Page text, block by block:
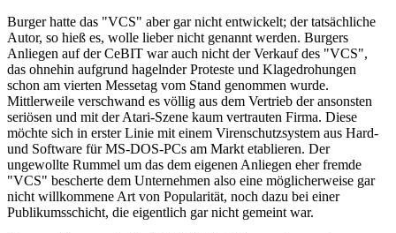
Burger hatte das "VCS" aber gar nicht entwickelt; der tatsächliche
Autor, so hieß es, wolle lieber nicht genannt werden. Burgers
Anliegen auf der CeBIT war auch nicht der Verkauf des "VCS",
das ohnehin aufgrund hagelnder Proteste und Klagedrohungen
schon am vierten Messetag vom Stand genommen wurde.
Mittlerweile verschwand es völlig aus dem Vertrieb der ansonsten
seriösen und mit der Atari-Szene kaum vertrauten Firma. Diese
möchte sich in erster Linie mit einem Virenschutzsystem aus Hard-
und Software für MS-DOS-PCs am Markt etablieren. Der
ungewollte Rummel um das dem eigenen Anliegen eher fremde
"VCS" bescherte dem Unternehmen also eine möglicherweise gar
nicht willkommene Art von Popularität, noch dazu bei einer
Publikumsschicht, die eigentlich gar nicht gemeint war.